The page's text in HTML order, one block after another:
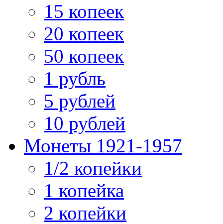
15 копеек
20 копеек
50 копеек
1 рубль
5 рублей
10 рублей
Монеты 1921-1957
1/2 копейки
1 копейка
2 копейки